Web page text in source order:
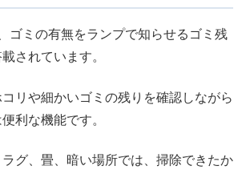
ゴミの有無をランプで知らせるゴミ残
されています。
リや細かいゴミの残りを確認しながら
利な機能です。
グ、畳、暗い場所では、掃除できたか